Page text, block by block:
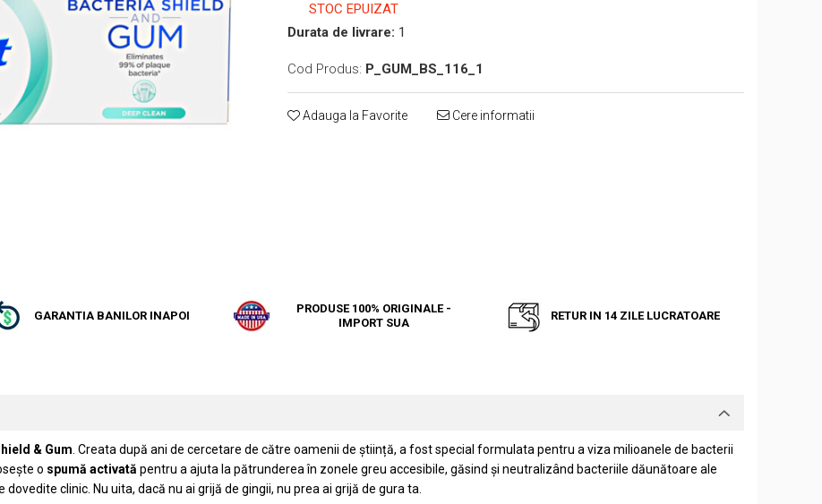
STOC EPUIZAT
Durata de livrare: 1
Cod Produs: P_GUM_BS_116_1
Adauga la Favorite Cere informatii
GARANTIA BANILOR INAPOI
PRODUSE 100% ORIGINALE -
IMPORT SUA
RETUR IN 14 ZILE LUCRATOARE
& Gum. Creata după ani de cercetare de către oamenii de știință, a fost special formulata pentru a viza milioanele de bacterii
o spumă activată pentru a ajuta la pătrunderea în zonele greu accesibile, găsind și neutralizând bacteriile dăunătoare ale
clinic. Nu uita, dacă nu ai grijă de gingii, nu prea ai grijă de gura ta.